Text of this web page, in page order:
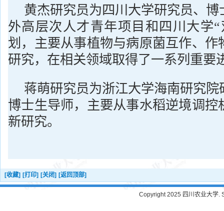
黄杰研究员为四川大学研究员、
外高层次人才青年项目和四川大学
划，主要从事植物与病原菌互作、作
研究，在相关领域取得了一系列重要
蒋萌研究员为浙江大学海南研究
博士生导师，主要从事水稻逆境调控
新研究。
[收藏] [打印] [关闭] [返回顶部]
Copyright 2025 四川农业大学.